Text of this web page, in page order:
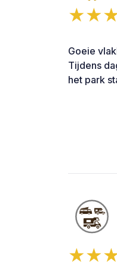
Goeie
Tijdens
het park